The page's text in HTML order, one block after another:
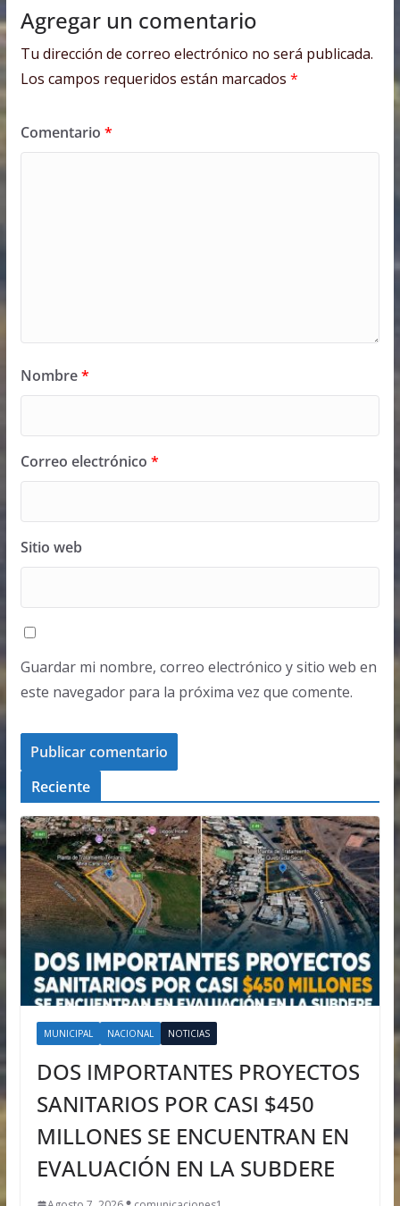
Agregar un comentario
Tu dirección de correo electrónico no será publicada.
Los campos requeridos están marcados *
Comentario *
Nombre*
Correo electrónico *
Sitio web
Guardar mi nombre, correo electrónico y sitio web en
este navegador para la próxima vez que comente.
Reciente
MUNICIPAL NACIONAL NOTICIAS
DOS IMPORTANTES PROYECTOS
SANITARIOS POR CASI $450
MILLONES SE ENCUENTRAN EN
EVALUACIÓN EN LA SUBDERE